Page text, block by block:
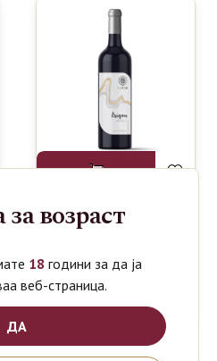
LAZAR
KRATOSHIJA
0.75L
возраст
18 години за да ја
веб-страница.
ДА